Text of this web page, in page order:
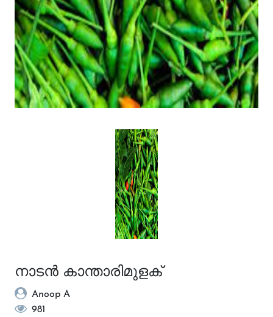
നാടന്‍ കാന്താരിമുളക്
Anoop A
981